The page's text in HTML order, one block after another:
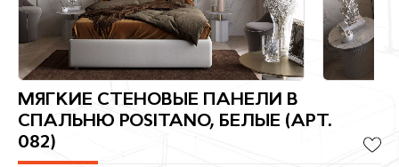
МЯГКИЕ СТЕНОВЫЕ ПАНЕЛИ В
СПАЛЬНЮ POSITANO, БЕЛЫЕ (АРТ.
082)